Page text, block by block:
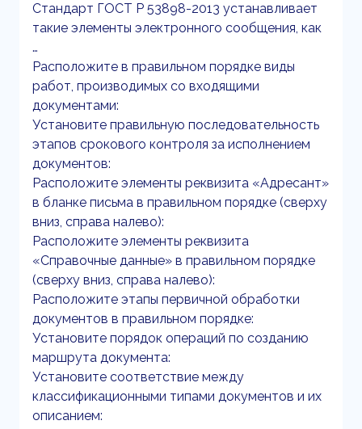
Стандарт ГОСТ Р 53898-2013 устанавливает
такие элементы электронного сообщения, как
…
Расположите в правильном порядке виды
работ, производимых со входящими
документами:
Установите правильную последовательность
этапов срокового контроля за исполнением
документов:
Расположите элементы реквизита «Адресант»
в бланке письма в правильном порядке (сверху
вниз, справа налево):
Расположите элементы реквизита
«Справочные данные» в правильном порядке
(сверху вниз, справа налево):
Расположите этапы первичной обработки
документов в правильном порядке:
Установите порядок операций по созданию
маршрута документа:
Установите соответствие между
классификационными типами документов и их
описанием: